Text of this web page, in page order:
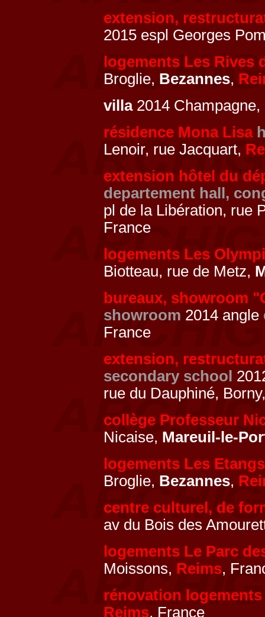
extension,
2015 espl Georges
logements Les Rives
Broglie, Bezannes,
villa2014 Champagne,
résidence Mona Lisa
Lenoir, rue Jacquart,
extension hôtel du
departement hall,
pl de la Libération, rue
France
logements Les
Biotteau, rue de Metz,
bureaux, showroom
showroom 2014 angle
France
extension,
secondary school
rue du Dauphiné,
collège Professeur
Nicaise, Mareuil-le-
logements Les
Broglie, Bezannes,
centre culturel, de
av du Bois des
logements Le Parc
Moissons, Reims,
rénovation logements
Reims, France